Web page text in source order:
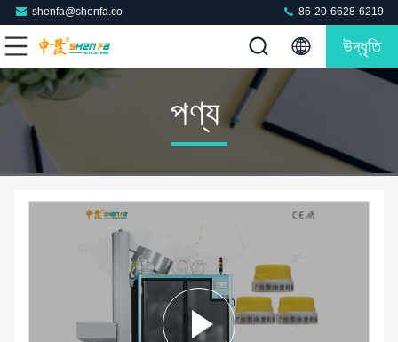
shenfa@shenfa.co 86-20-6628-6219
উদ্ধৃতি
পণ্য